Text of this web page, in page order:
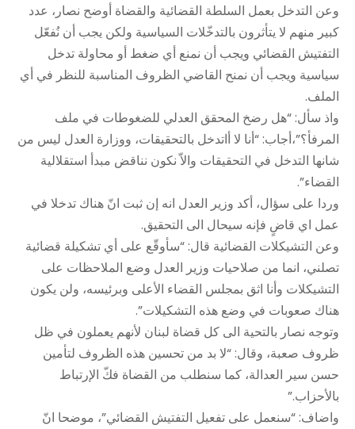
وعن التدخل بعمل السلطة القضائية والقضاة أوضح نصار، عدد
كبير منهم لا يتأثرون بالتدخّلات السياسية ولكن يجب أن نُفعّل
التفتيش القضائي ويجب أن نمنع أي ضغط أو محاولة تدخل
سياسية ويجب أن نمنح القاضي الظروف المناسبة للنظر في أي
الملف.
واذ سأل: “هل رضخ المحقق العدلي للضغوطات في ملف
المرفأ؟”،أجاب: “أنا لا أاتدخل بالتحقيقات، ووزارة العدل ليس من
شانها التدخل في التحقيقات والاّ نكون نناقض مبدأ استقلالية
القضاء”.
وردا على سؤال، أكد وزير العدل انه إن ثبت انّ هناك تدخلا في
عمل اي قاضٍ فإنه سيحال الى التحقيق.
وعن التشيكلات القضائية قال: “سأوقّع على أي تشكيلة قضائية
تصلني، انما من صلاحيات وزير العدل وضع الملاحظات على
التشيكلات وأنا اثق بمجلس القضاء الأعلى وبرئيسه، ولن يكون
هناك صعوبات في وضع هذه التشكيلات”.
وتوجه نصار بالتحية الى كل قضاة لبنان لأنهم يعملون في ظل
ظروف صعبة، وقال: “لا بد من تحسين هذه الظروف لتأمين
حسن سير العدالة، كما سنطلب من القضاة فكّ الإرتباط
بالأحزاب.”
واضاف: “سنعمل على تفعيل التفتيش القضائي”، موضحا انّ